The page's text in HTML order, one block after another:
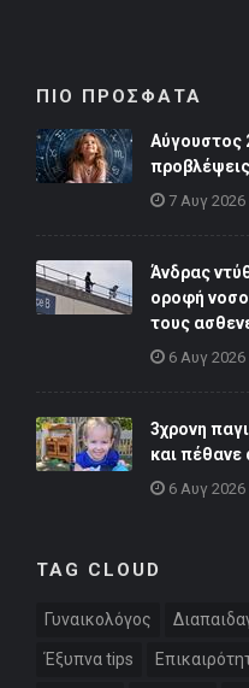
ΠΙΟ ΠΡΟΣΦΑΤΑ
Αύγουστος
7 Αυγ 2026
Άνδρας
οροφή
τους
6 Αυγ 2026
3χρονη
και
6 Αυγ 2026
TAG CLOUD
Γυναικολόγος
Έξυπνα tips